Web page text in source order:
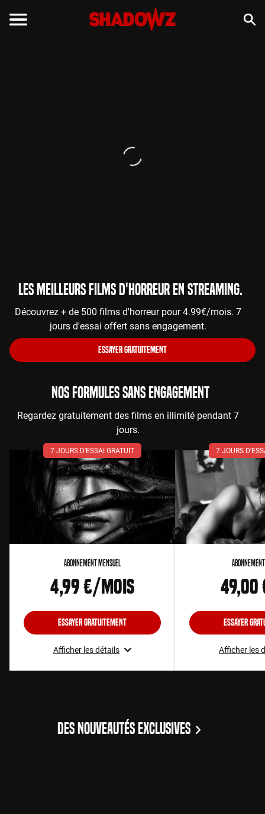
Les meilleurs films d'horreur en streaming.
Découvrez + de 500 films d'horreur pour 4.99€/mois. 7
jours d'essai offert sans engagement.
ESSAYER GRATUITEMENT
NOS FORMULES SANS ENGAGEMENT
Regardez gratuitement des films en illimité pendant 7
jours.
7 JOURS D'ESSAI GRATUIT
Abonnement Mensuel
4,99 €/mois
Essayer gratuitement
Afficher les détails
7 JOURS
Essayer
Afficher les
DES NOUVEAUTÉS EXCLUSIVES